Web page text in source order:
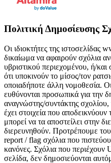
Πολιτική Δημοσίευσης
Οι ιδιοκτήτες της ιστοσελίδας
δικαίωμα να αφαιρούν σχόλια
υβριστικού περιεχομένου, ή/
ότι υποκινούν το μίσος/τον
οποιαδήποτε άλλη νομοθεσία.
ευθύνονται προσωπικά για την
αναγνώστης/συντάκτης σχολίου,
έχει στοιχεία που
μπορεί να τα αποστείλει στην
διερευνηθούν. Προτρέπουμε
report / flag σχόλια που
κανόνες. Σχόλια που
σελίδα, δεν δημοσιεύονται